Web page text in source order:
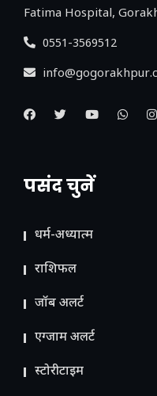
Fatima Hospital,
0551-3569512
पसंद चुनें
धर्म-अध्यात्म
राशिफल
जॉब अलर्ट
एग्जाम अलर्ट
स्टोरीटाइम